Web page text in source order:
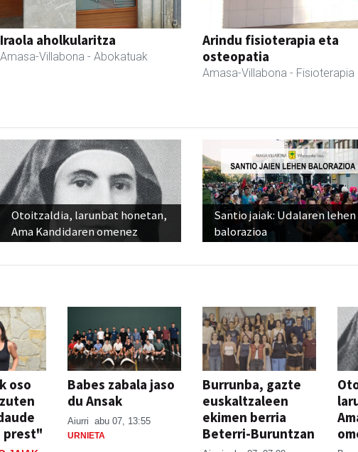
Iraola aholkularitza
Amasa-Villabona - Abokatuak
Arindu fisioterapia eta
osteopatia
Amasa-Villabona - Fisioterapia
Otoitzaldia, larunbat honetan,
Ama Kandidaren omenez
Santio jaiak: Udalaren lehen
balorazioa
oso
prest"
Babes zabala jaso
du Ansak
Aiurri abu 07, 13:55
URNIETA
Burrunba, gazte
euskaltzaleen
ekimen berria
Beterri-Buruntzan